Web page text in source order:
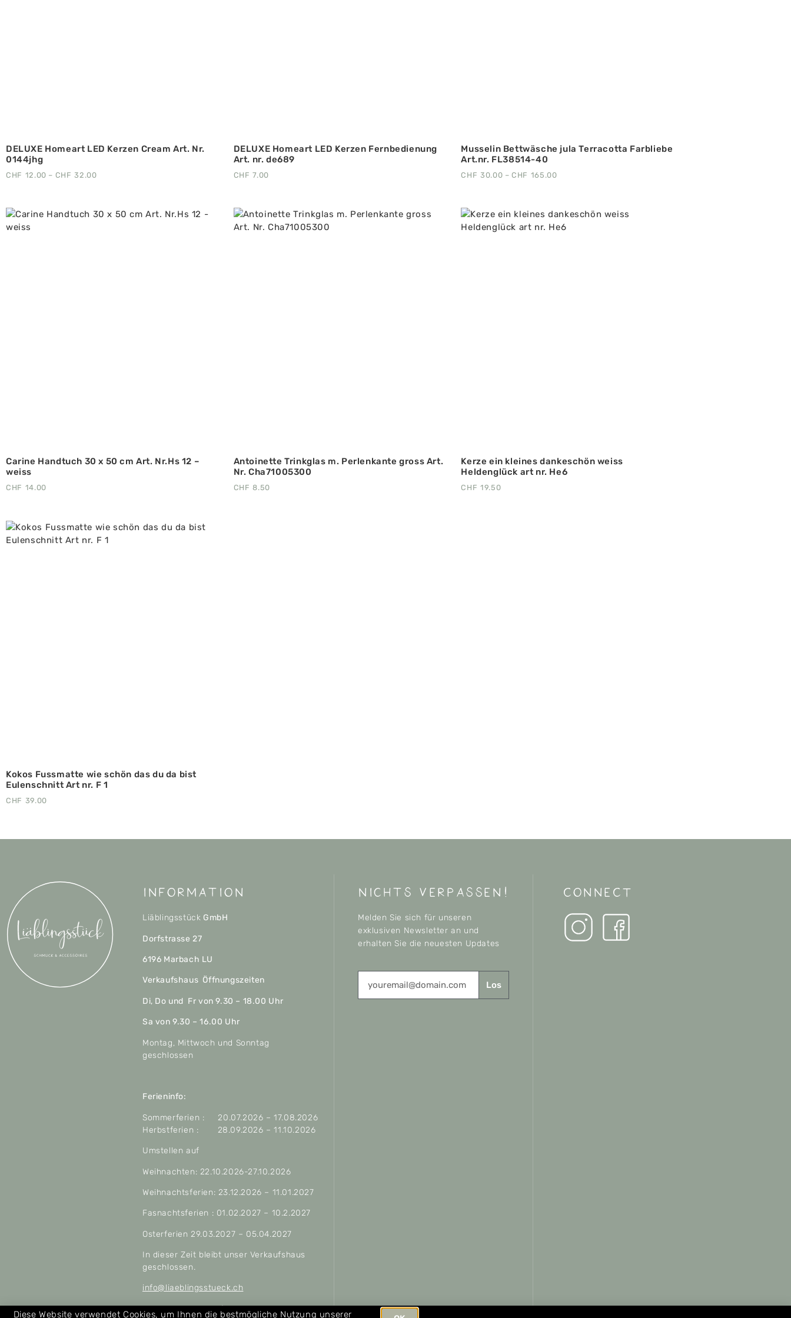
DELUXE Homeart LED Kerzen Cream Art. Nr.
0144jhg
CHF 12.00 – CHF 32.00
DELUXE Homeart LED Kerzen Fernbedienung
Art. nr. de689
CHF 7.00
Musselin Bettwäsche jula Terracotta Farbliebe
Art.nr. FL38514-40
CHF 30.00 – CHF 165.00
Carine Handtuch 30 x 50 cm Art. Nr.Hs 12 –
weiss
CHF 14.00
Antoinette Trinkglas m. Perlenkante gross Art.
Nr. Cha71005300
CHF 8.50
Kerze ein kleines dankeschön weiss
Heldenglück art nr. He6
CHF 19.50
Kokos Fussmatte wie schön das du da bist
Eulenschnitt Art nr. F 1
CHF 39.00
Information
Liäblingsstück GmbH
Dorfstrasse 27
6196 Marbach LU
Verkaufshaus Öffnungszeiten
Di, Do und Fr von 9.30 – 18.00 Uhr
Sa von 9.30 – 16.00 Uhr
Montag, Mittwoch und Sonntag
geschlossen
Ferieninfo:
Sommerferien : 20.07.2026 – 17.08.2026
Herbstferien : 28.09.2026 – 11.10.2026
Umstellen auf
Weihnachten: 22.10.2026-27.10.2026
Weihnachtsferien: 23.12.2026 – 11.01.2027
Fasnachtsferien : 01.02.2027 – 10.2.2027
Osterferien 29.03.2027 – 05.04.2027
In dieser Zeit bleibt unser Verkaufshaus
geschlossen.
info@liaeblingsstueck.ch
Allgemeine Geschäftsbedingungen
nichts verpassen!
Melden Sie sich für unseren
exklusiven Newsletter an und
erhalten Sie die neuesten Updates
Los
CONNECT
Diese Website verwendet Cookies, um Ihnen die bestmögliche Nutzung unserer